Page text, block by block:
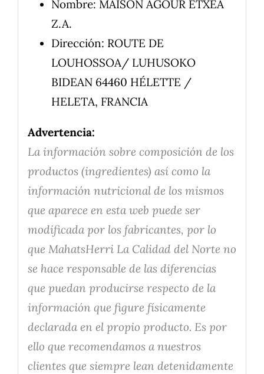
Nombre: MAISON AGOUR ETXEA
Z.A.
Dirección: ROUTE DE
LOUHOSSOA/ LUHUSOKO
BIDEAN 64460 HÉLETTE /
HELETA, FRANCIA
Advertencia:
La información sobre composición de los
productos (ingredientes) así como la
información nutricional de los mismos
que aparece en esta web puede ser
modificada por los fabricantes, por lo
que MahatsHerri La Calidad del Norte no
se hace responsable de las diferencias
que puedan producirse respecto de la
información que figure físicamente
declarada en el propio producto. Es por
ello que recomendamos a nuestros
clientes que siempre lean detenidamente